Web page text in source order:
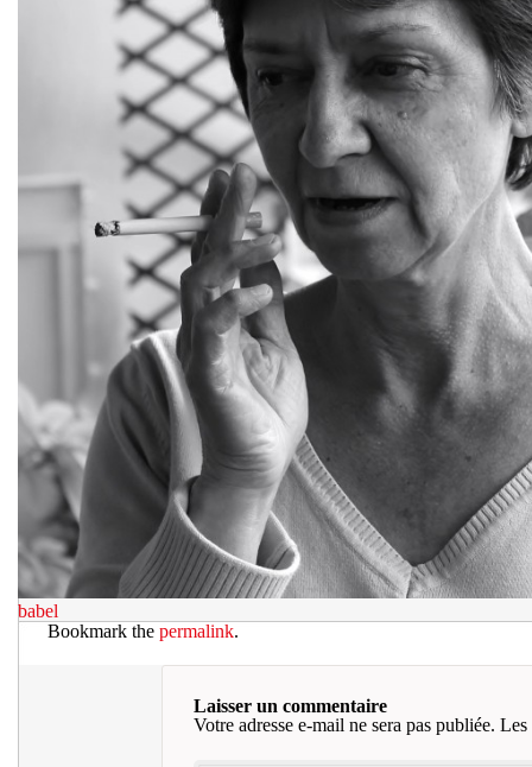
babel
Bookmark the permalink.
Laisser un commentaire
Votre adresse e-mail ne sera pas publiée. Les